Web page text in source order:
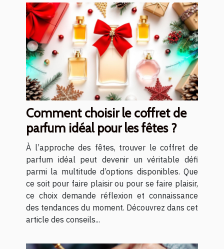
Comment choisir le coffret de
parfum idéal pour les fêtes ?
À l’approche des fêtes, trouver le coffret de
parfum idéal peut devenir un véritable défi
parmi la multitude d’options disponibles. Que
ce soit pour faire plaisir ou pour se faire plaisir,
ce choix demande réflexion et connaissance
des tendances du moment. Découvrez dans cet
article des conseils...